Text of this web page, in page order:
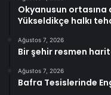
Okyanusun
Yükseldikçe halkı
Ağustos 7, 2026
Bir şehir resmen
Ağustos 7, 2026
Bafra Tesislerinde